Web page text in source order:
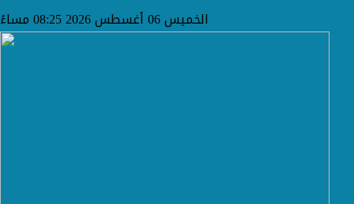
الخميس 06 أغسطس 2026 08:25 مساءً